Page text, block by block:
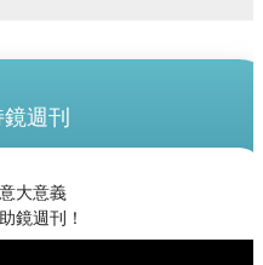
週刊
大意義
鏡週刊！